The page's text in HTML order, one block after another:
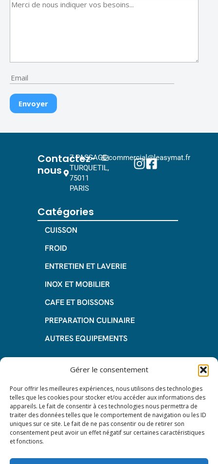
Gérer le consentement
Pour offrir les meilleures expériences, nous utilisons des technologies
telles que les cookies pour stocker et/ou accéder aux informations des
appareils. Le fait de consentir à ces technologies nous permettra de
traiter des données telles que le comportement de navigation ou les ID
uniques sur ce site. Le fait de ne pas consentir ou de retirer son
consentement peut avoir un effet négatif sur certaines caractéristiques
et fonctions.
Contactez-
nous
7 PASSAGE
TURQUETIL,
75011
PARIS
commercial@leasymat.fr
Catégories
CUISSON
FROID
ENTRETIEN ET LAVERIE
INOX ET MOBILIER
CAFE ET BOISSONS
PREPARATION CULINAIRE
AUTRES EQUIPEMENTS
Informations
Questions fréquentes
Les avantages de la LOA
Les étapes du leasing de matériel
de restauration